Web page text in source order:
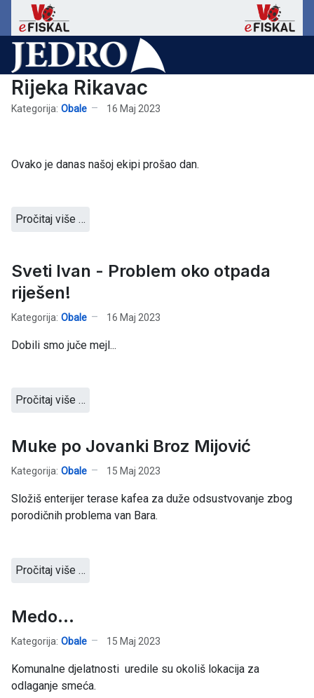
Rijeka Rikavac
Kategorija: Obale 16 Maj 2023
Ovako je danas našoj ekipi prošao dan.
Pročitaj više …
Sveti Ivan - Problem oko otpada
riješen!
Kategorija: Obale 16 Maj 2023
Dobili smo juče mejl...
Pročitaj više …
Muke po Jovanki Broz Mijović
Kategorija: Obale 15 Maj 2023
Složiš enterijer terase kafea za duže odsustvovanje zbog
porodičnih problema van Bara.
Pročitaj više …
Medo...
Kategorija: Obale 15 Maj 2023
Komunalne djelatnosti uredile su okoliš lokacija za
odlaganje smeća.